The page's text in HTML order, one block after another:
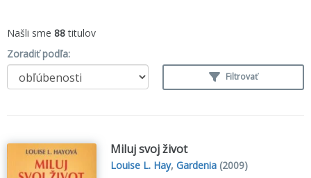
Našli sme 88titulov
Zoradiť podľa:
Filtrovať
Miluj svoj život
Louise L. Hay,Gardenia (2009)